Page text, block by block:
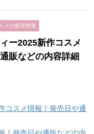
メの新作情報
ー2025新作コスメ
販などの内容詳細
コスメ情報！発売日や通